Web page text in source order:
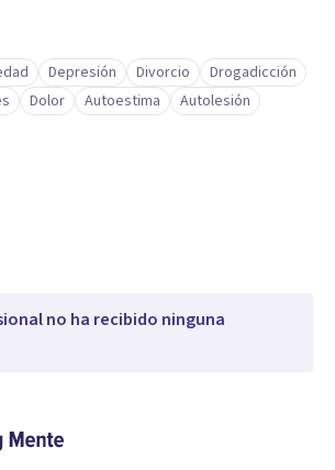
Depresión Divorcio
Drogadicción
Dolor Autoestima
Autolesión
no ha recibido ninguna